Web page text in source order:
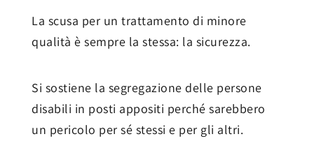
La scusa per un trattamento di minore
qualità è sempre la stessa: la sicurezza.
Si sostiene la segregazione delle persone
disabili in posti appositi perché sarebbero
un pericolo per sé stessi e per gli altri.